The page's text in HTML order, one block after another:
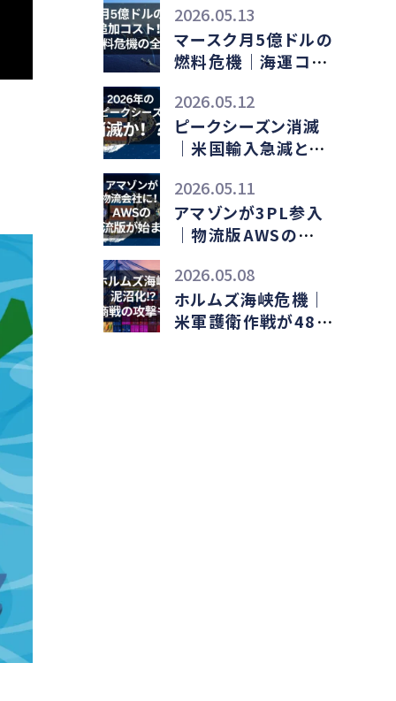
のダブルパンチ
2026.05.13
マースク月5億ドルの
燃料危機｜海運コス
2026.05.12
ピークシーズン消滅
｜米国輸入急減とイ
2026.05.11
アマゾンが3PL参入
｜物流版AWSの
2026.05.08
ホルムズ海峡危機｜
米軍護衛作戦が48時